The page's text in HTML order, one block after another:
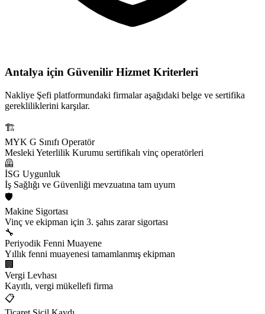
Antalya için Güvenilir Hizmet Kriterleri
Nakliye Şefi platformundaki firmalar aşağıdaki belge ve sertifika
gerekliliklerini karşılar.
🏗️
MYK G Sınıfı Operatör
Mesleki Yeterlilik Kurumu sertifikalı vinç operatörleri
🦺
İSG Uygunluk
İş Sağlığı ve Güvenliği mevzuatına tam uyum
🛡️
Makine Sigortası
Vinç ve ekipman için 3. şahıs zarar sigortası
🔧
Periyodik Fenni Muayene
Yıllık fenni muayenesi tamamlanmış ekipman
🏢
Vergi Levhası
Kayıtlı, vergi mükellefi firma
📋